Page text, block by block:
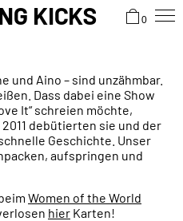
KICKS 0
und Aino – sind unzähmbar.
Dass dabei eine Show
It“ schreien möchte,
debütierten sie und der
Geschichte. Unser
aufspringen und
Women of the World
hier Karten!